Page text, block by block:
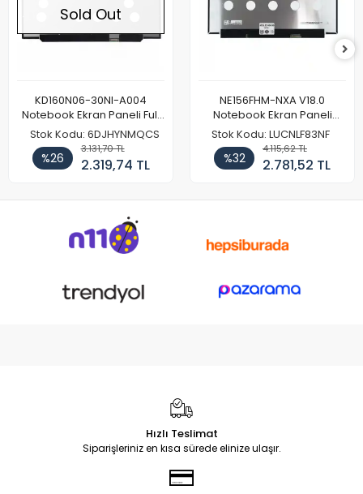
Sold Out
KD160N06-30NI-A004
Notebook Ekran Paneli Full
HD
Stok Kodu: 6DJHYNMQCS
%26
3.131,70 TL
2.319,74 TL
NE156FHM-NXA V18.0
Notebook Ekran Paneli
144Hz
Stok Kodu: LUCNLF83NF
%32
4.115,62 TL
2.781,52 TL
Hızlı Teslimat
Siparişleriniz en kısa sürede elinize ulaşır.